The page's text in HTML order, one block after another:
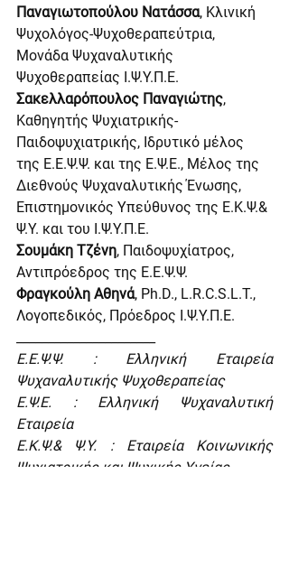
Παναγιωτοπούλου Νατάσσα, Κλινική
Ψυχολόγος-Ψυχοθεραπεύτρια,
Μονάδα Ψυχαναλυτικής
Ψυχοθεραπείας Ι.Ψ.Υ.Π.Ε.
Σακελλαρόπουλος Παναγιώτης,
Καθηγητής Ψυχιατρικής-
Παιδοψυχιατρικής, Ιδρυτικό μέλος
της Ε.Ε.Ψ.Ψ. και της Ε.Ψ.Ε., Μέλος της
Διεθνούς Ψυχαναλυτικής Ένωσης,
Επιστημονικός Υπεύθυνος της Ε.Κ.Ψ.&
Ψ.Υ. και του Ι.Ψ.Υ.Π.Ε.
Σουμάκη Τζένη, Παιδοψυχίατρος,
Αντιπρόεδρος της Ε.Ε.Ψ.Ψ.
Φραγκούλη Αθηνά, Ph.D., L.R.C.S.L.T.,
Λογοπεδικός, Πρόεδρος Ι.Ψ.Υ.Π.Ε.
Ε.Ε.Ψ.Ψ. : Ελληνική Εταιρεία
Ψυχαναλυτικής Ψυχοθεραπείας
Ε.Ψ.Ε. : Ελληνική Ψυχαναλυτική
Εταιρεία
Ε.Κ.Ψ.& Ψ.Υ. : Εταιρεία Κοινωνικής
Ψυχιατρικής και Ψυχικής Υγείας